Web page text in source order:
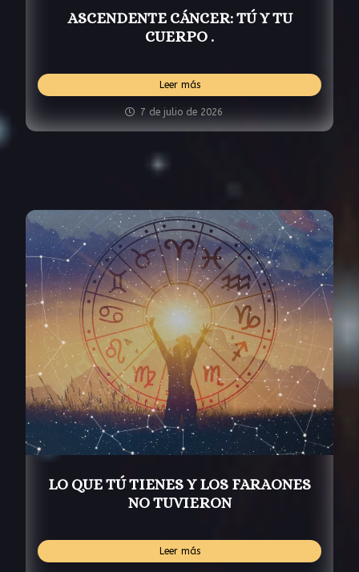
ASCENDENTE CÁNCER: TÚ Y TU
CUERPO .
Leer más
7 de julio de 2026
LO QUE TÚ TIENES Y LOS FARAONES
NO TUVIERON
Leer más